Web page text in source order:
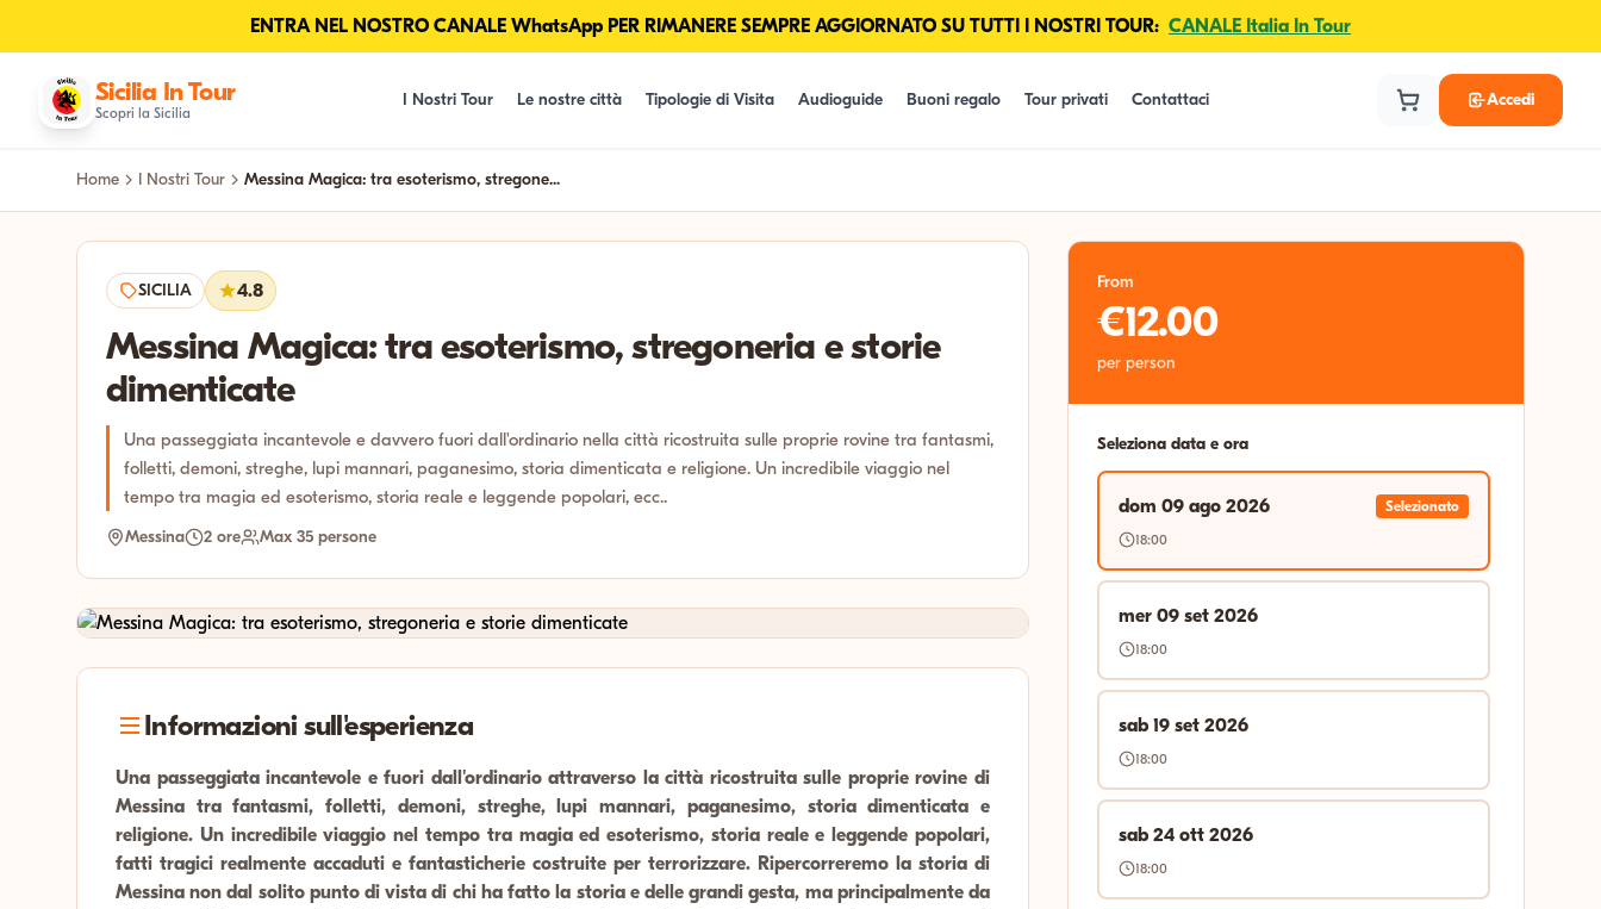
ENTRA NEL NOSTRO CANALE WhatsApp PER RIMANERE SEMPRE AGGIORNATO SU TUTTI I NOSTRI TOUR: CANALE Italia In Tour
Sicilia In Tour
Scopri la Sicilia
I Nostri Tour Le nostre città Tipologie di Visita Audioguide Buoni regalo Tour privati Contattaci Accedi
Home I Nostri Tour Messina Magica: tra esoterismo, stregone...
SICILIA 4.8
Messina Magica: tra esoterismo, stregoneria e storie
dimenticate
Una passeggiata incantevole e davvero fuori dall'ordinario nella città ricostruita sulle proprie rovine tra fantasmi,
folletti, demoni, streghe, lupi mannari, paganesimo, storia dimenticata e religione. Un incredibile viaggio nel
tempo tra magia ed esoterismo, storia reale e leggende popolari, ecc..
Messina 2 ore Max 35 persone
Informazioni sull'esperienza
Una passeggiata incantevole e fuori dall'ordinario attraverso la città ricostruita sulle proprie rovine di
Messina tra fantasmi, folletti, demoni, streghe, lupi mannari, paganesimo, storia dimenticata e
religione. Un incredibile viaggio nel tempo tra magia ed esoterismo, storia reale e leggende popolari,
fatti tragici realmente accaduti e fantasticherie costruite per terrorizzare. Ripercorreremo la storia di
Messina non dal solito punto di vista di chi ha fatto la storia e delle grandi gesta, ma principalmente da
From
€12.00
per person
Seleziona data e ora
dom 09 ago 2026
Selezionato
18:00
mer 09 set 2026
18:00
sab 19 set 2026
18:00
sab 24 ott 2026
18:00